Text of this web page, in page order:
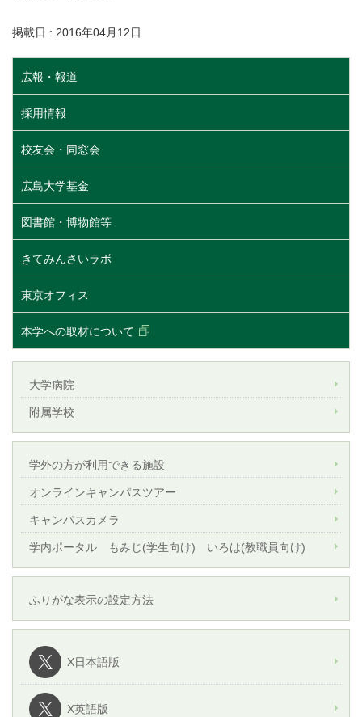
掲載日 : 2016年04月12日
広報・報道
採用情報
校友会・同窓会
広島大学基金
図書館・博物館等
きてみんさいラボ
東京オフィス
本学への取材について
大学病院
附属学校
学外の方が利用できる施設
オンラインキャンパスツアー
キャンパスカメラ
学内ポータル もみじ(学生向け) いろは(教職員向け)
ふりがな表示の設定方法
X日本語版
X英語版